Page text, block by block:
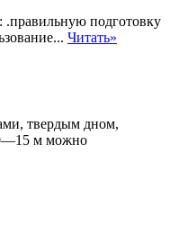
подготовку
Читать»
твердым дном,
м можно